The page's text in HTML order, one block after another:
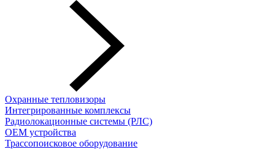
Охранные тепловизоры
Интегрированные комплексы
Радиолокационные системы (РЛС)
OEM устройства
Трассопоисковое оборудование